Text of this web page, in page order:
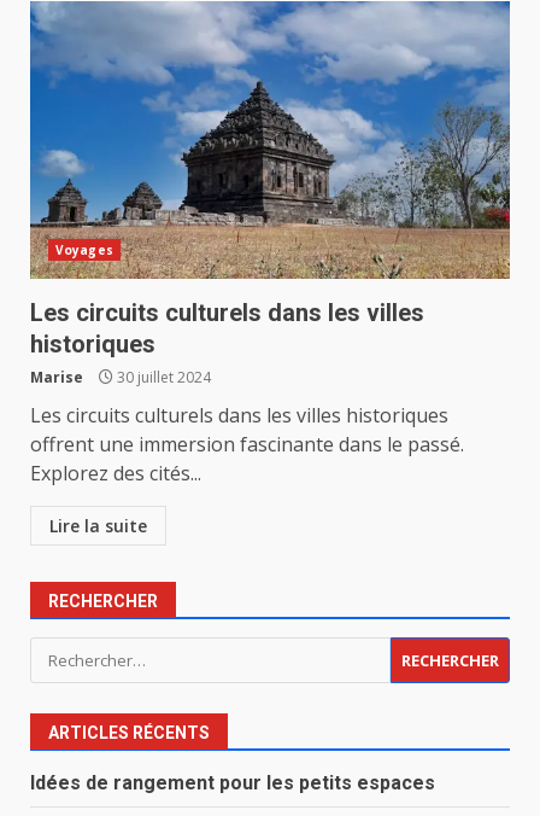
Voyages
Les circuits culturels dans les villes
historiques
Marise 30 juillet 2024
Les circuits culturels dans les villes historiques
offrent une immersion fascinante dans le passé.
Explorez des cités...
Lire la suite
RECHERCHER
Rechercher :
ARTICLES RÉCENTS
Idées de rangement pour les petits espaces